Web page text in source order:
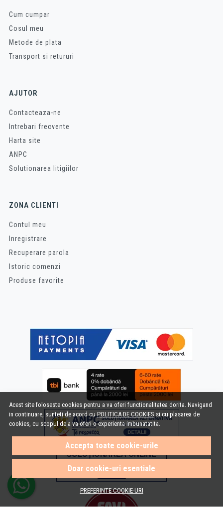
Acest site foloseste cookies pentru a va oferi functionalitatea dorita. Navigand
in continuare, sunteti de acord cuPOLITICA DE COOKIES si cu plasarea de
cookies, cu scopul de a va oferi o experienta imbunatatita.
Accepta toate cookie-urile
Doar cookie-uri esentiale
PREFERINTE COOKIE-URI
Cum cumpar
Cosul meu
Metode de plata
Transport si retururi
AJUTOR
Contacteaza-ne
Intrebari frecvente
Harta site
ANPC
Solutionarea litigiilor
ZONA CLIENTI
Contul meu
Inregistrare
Recuperare parola
Istoric comenzi
Produse favorite